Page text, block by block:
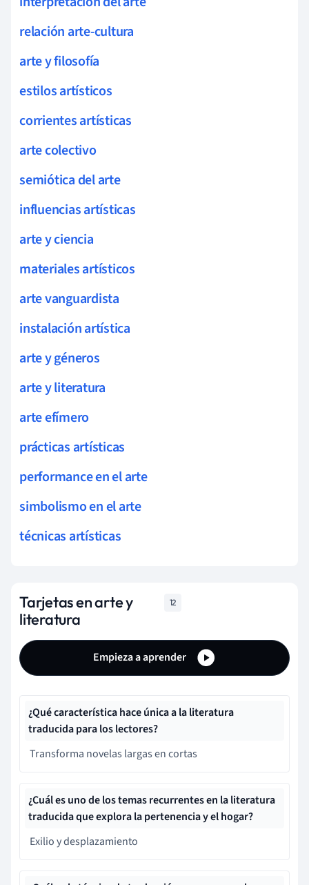
relación arte-cultura
arte y filosofía
estilos artísticos
corrientes artísticas
arte colectivo
semiótica del arte
influencias artísticas
arte y ciencia
materiales artísticos
arte vanguardista
instalación artística
arte y géneros
arte y literatura
arte efímero
prácticas artísticas
performance en el arte
simbolismo en el arte
técnicas artísticas
Tarjetas en arte y
literatura
12
Empieza a aprender
¿Qué característica hace única a la literatura
traducida para los lectores?
Transforma novelas largas en cortas
¿Cuál es uno de los temas recurrentes en la literatura
traducida que explora la pertenencia y el hogar?
Exilio y desplazamiento